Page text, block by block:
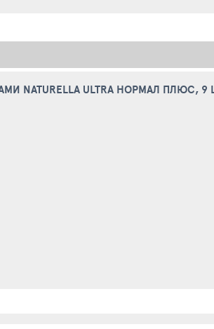
ULTRA НОРМАЛ ПЛЮС, 9